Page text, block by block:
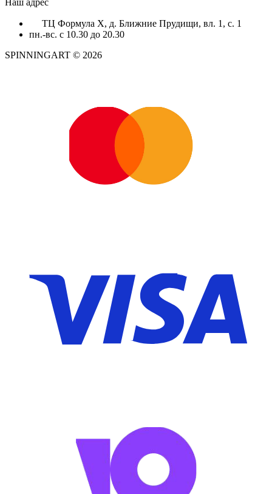
Наш адрес
ТЦ Формула X, д. Ближние Прудищи, вл. 1, с. 1
пн.-вс. с 10.30 до 20.30
SPINNINGART © 2026